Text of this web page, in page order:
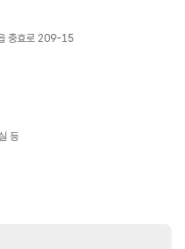
충효로 209-15
등